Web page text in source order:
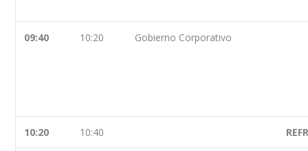
09:40 10:20 Gobierno Corporativo
10:20 10:40